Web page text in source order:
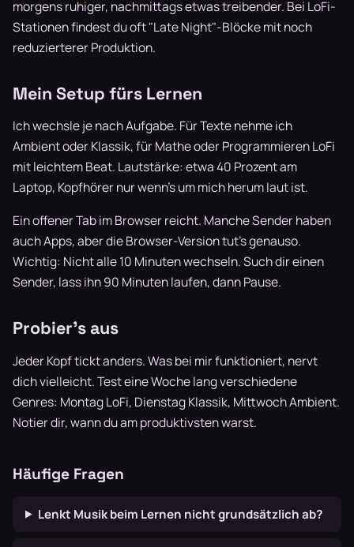
morgens ruhiger, nachmittags etwas treibender. Bei LoFi-
Stationen findest du oft "Late Night"-Blöcke mit noch
reduzierterer Produktion.
Mein Setup fürs Lernen
Ich wechsle je nach Aufgabe. Für Texte nehme ich
Ambient oder Klassik, für Mathe oder Programmieren LoFi
mit leichtem Beat. Lautstärke: etwa 40 Prozent am
Laptop, Kopfhörer nur wenn's um mich herum laut ist.
Ein offener Tab im Browser reicht. Manche Sender haben
auch Apps, aber die Browser-Version tut's genauso.
Wichtig: Nicht alle 10 Minuten wechseln. Such dir einen
Sender, lass ihn 90 Minuten laufen, dann Pause.
Probier's aus
Jeder Kopf tickt anders. Was bei mir funktioniert, nervt
dich vielleicht. Test eine Woche lang verschiedene
Genres: Montag LoFi, Dienstag Klassik, Mittwoch Ambient.
Notier dir, wann du am produktivsten warst.
Häufige Fragen
Lenkt Musik beim Lernen nicht grundsätzlich ab?